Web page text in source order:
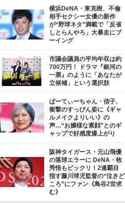
横浜DeNA・東克樹、不倫
相手セクシー女優の新作
が“野球ネタ”満載で「反省
しとらんやろ」大暴走にブ
ーイング
市議会議員の平均年収は約
700万円！ ドラマ『銀河の
一票』のように「あなたが
立候補」という選択肢
ぱーてぃーちゃん・信子、
衝撃のすっぴん姿に《ギャ
ルメイクよりいい》の
声…“お嬢様な素顔”とのギ
ャップで好感度爆上がり
阪神タイガース・元山飛優
の落球エラーに DeNA・牧
秀悟もビックリ！2連覇目
指す藤川球児監督の“泣きど
ころ”にファン《鳥谷2世求
む》